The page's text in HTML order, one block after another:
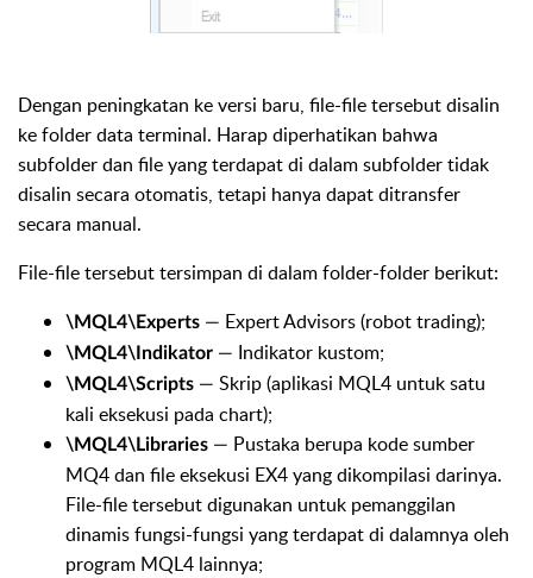
Dengan peningkatan ke versi baru, file-file tersebut disalin
ke folder data terminal. Harap diperhatikan bahwa
subfolder dan file yang terdapat di dalam subfolder tidak
disalin secara otomatis, tetapi hanya dapat ditransfer
secara manual.
File-file tersebut tersimpan di dalam folder-folder berikut:
\MQL4\Experts — Expert Advisors (robot trading);
\MQL4\Indikator — Indikator kustom;
\MQL4\Scripts — Skrip (aplikasi MQL4 untuk satu
kali eksekusi pada chart);
\MQL4\Libraries — Pustaka berupa kode sumber
MQ4 dan file eksekusi EX4 yang dikompilasi darinya.
File-file tersebut digunakan untuk pemanggilan
dinamis fungsi-fungsi yang terdapat di dalamnya oleh
program MQL4 lainnya;